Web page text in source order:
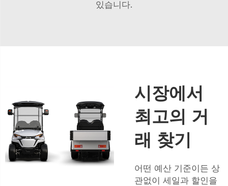
있습니다.
시장에서
최고의 거
래 찾기
어떤 예산 기준이든 상
관없이 세일과 할인을